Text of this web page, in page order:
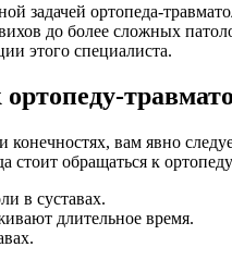
задачей ортопеда-
до более сложных
этого специалиста.
вам явно
стоит обращаться к
в суставах.
длительное время.